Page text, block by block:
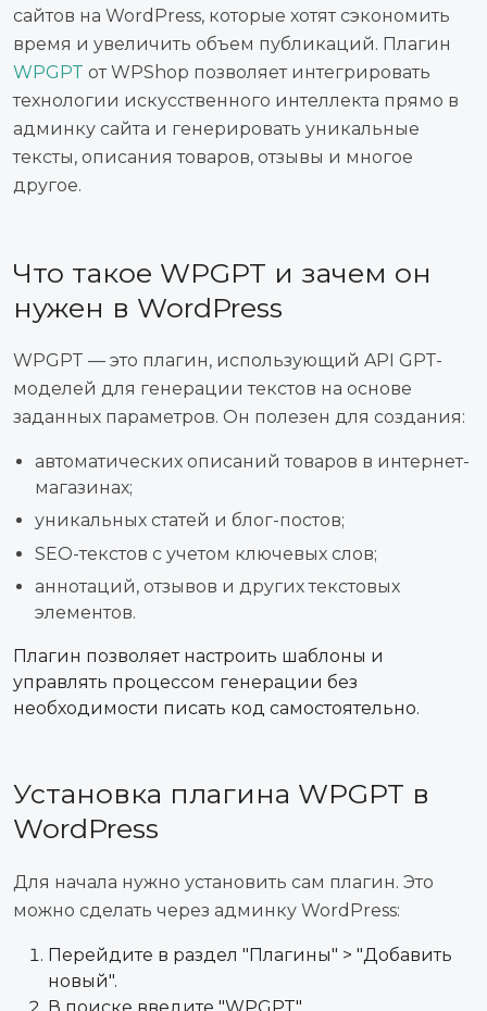
сайтов на WordPress, которые хотят сэкономить
время и увеличить объем публикаций. Плагин
WPGPT от WPShop позволяет интегрировать
технологии искусственного интеллекта прямо в
админку сайта и генерировать уникальные
тексты, описания товаров, отзывы и многое
другое.
Что такое WPGPT и зачем он
нужен в WordPress
WPGPT — это плагин, использующий API GPT-
моделей для генерации текстов на основе
заданных параметров. Он полезен для создания:
автоматических описаний товаров в интернет-
магазинах;
уникальных статей и блог-постов;
SEO-текстов с учетом ключевых слов;
аннотаций, отзывов и других текстовых
элементов.
Плагин позволяет настроить шаблоны и
управлять процессом генерации без
необходимости писать код самостоятельно.
Установка плагина WPGPT в
WordPress
Для начала нужно установить сам плагин. Это
можно сделать через админку WordPress:
Перейдите в раздел "Плагины" > "Добавить
новый".
В поиске введите "WPGPT".